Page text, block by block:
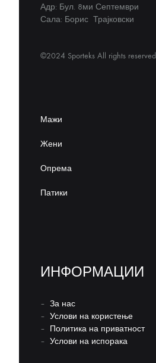
Адр: Бул. 8ми Септември
Сала: Борис Трајковски
©2024 Sporteks All rights reserved
Мажи
Жени
Опрема
Патики
ИНФОРМАЦИИ
– За нас
– Услови на користење
– Политика на приватност
– Услови на испорака